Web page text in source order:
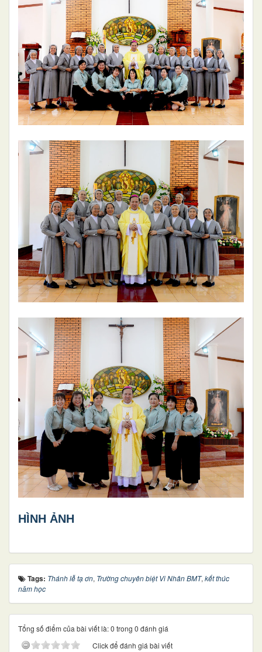
HÌNH ẢNH
Tags: Thánh lễ tạ ơn, Trường chuyên biệt Vi Nhân BMT, kết thúc
năm học
Tổng số điểm của bài viết là: 0 trong 0 đánh giá
Click để đánh giá bài viết